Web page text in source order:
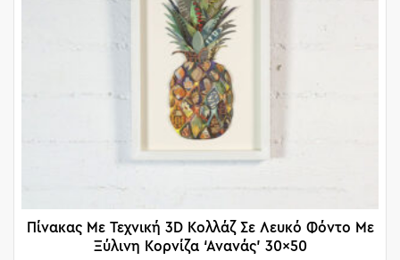
Πίνακας Με Τεχνική 3D Κολλάζ Σε Λευκό Φόντο Με
Ξύλινη Κορνίζα ‘Ανανάς’ 30×50